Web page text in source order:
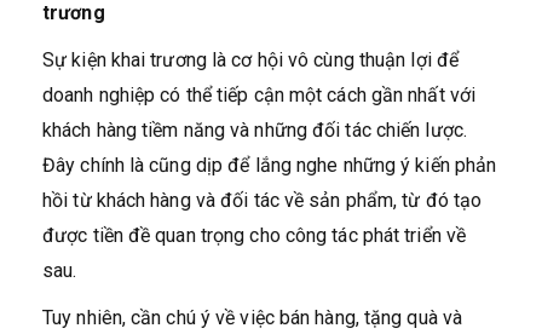
trương
Sự kiện khai trương là cơ hội vô cùng thuận lợi để
doanh nghiệp có thể tiếp cận một cách gần nhất với
khách hàng tiềm năng và những đối tác chiến lược.
Đây chính là cũng dịp để lắng nghe những ý kiến phản
hồi từ khách hàng và đối tác về sản phẩm, từ đó tạo
được tiền đề quan trọng cho công tác phát triển về
sau.
Tuy nhiên, cần chú ý về việc bán hàng, tặng quà và